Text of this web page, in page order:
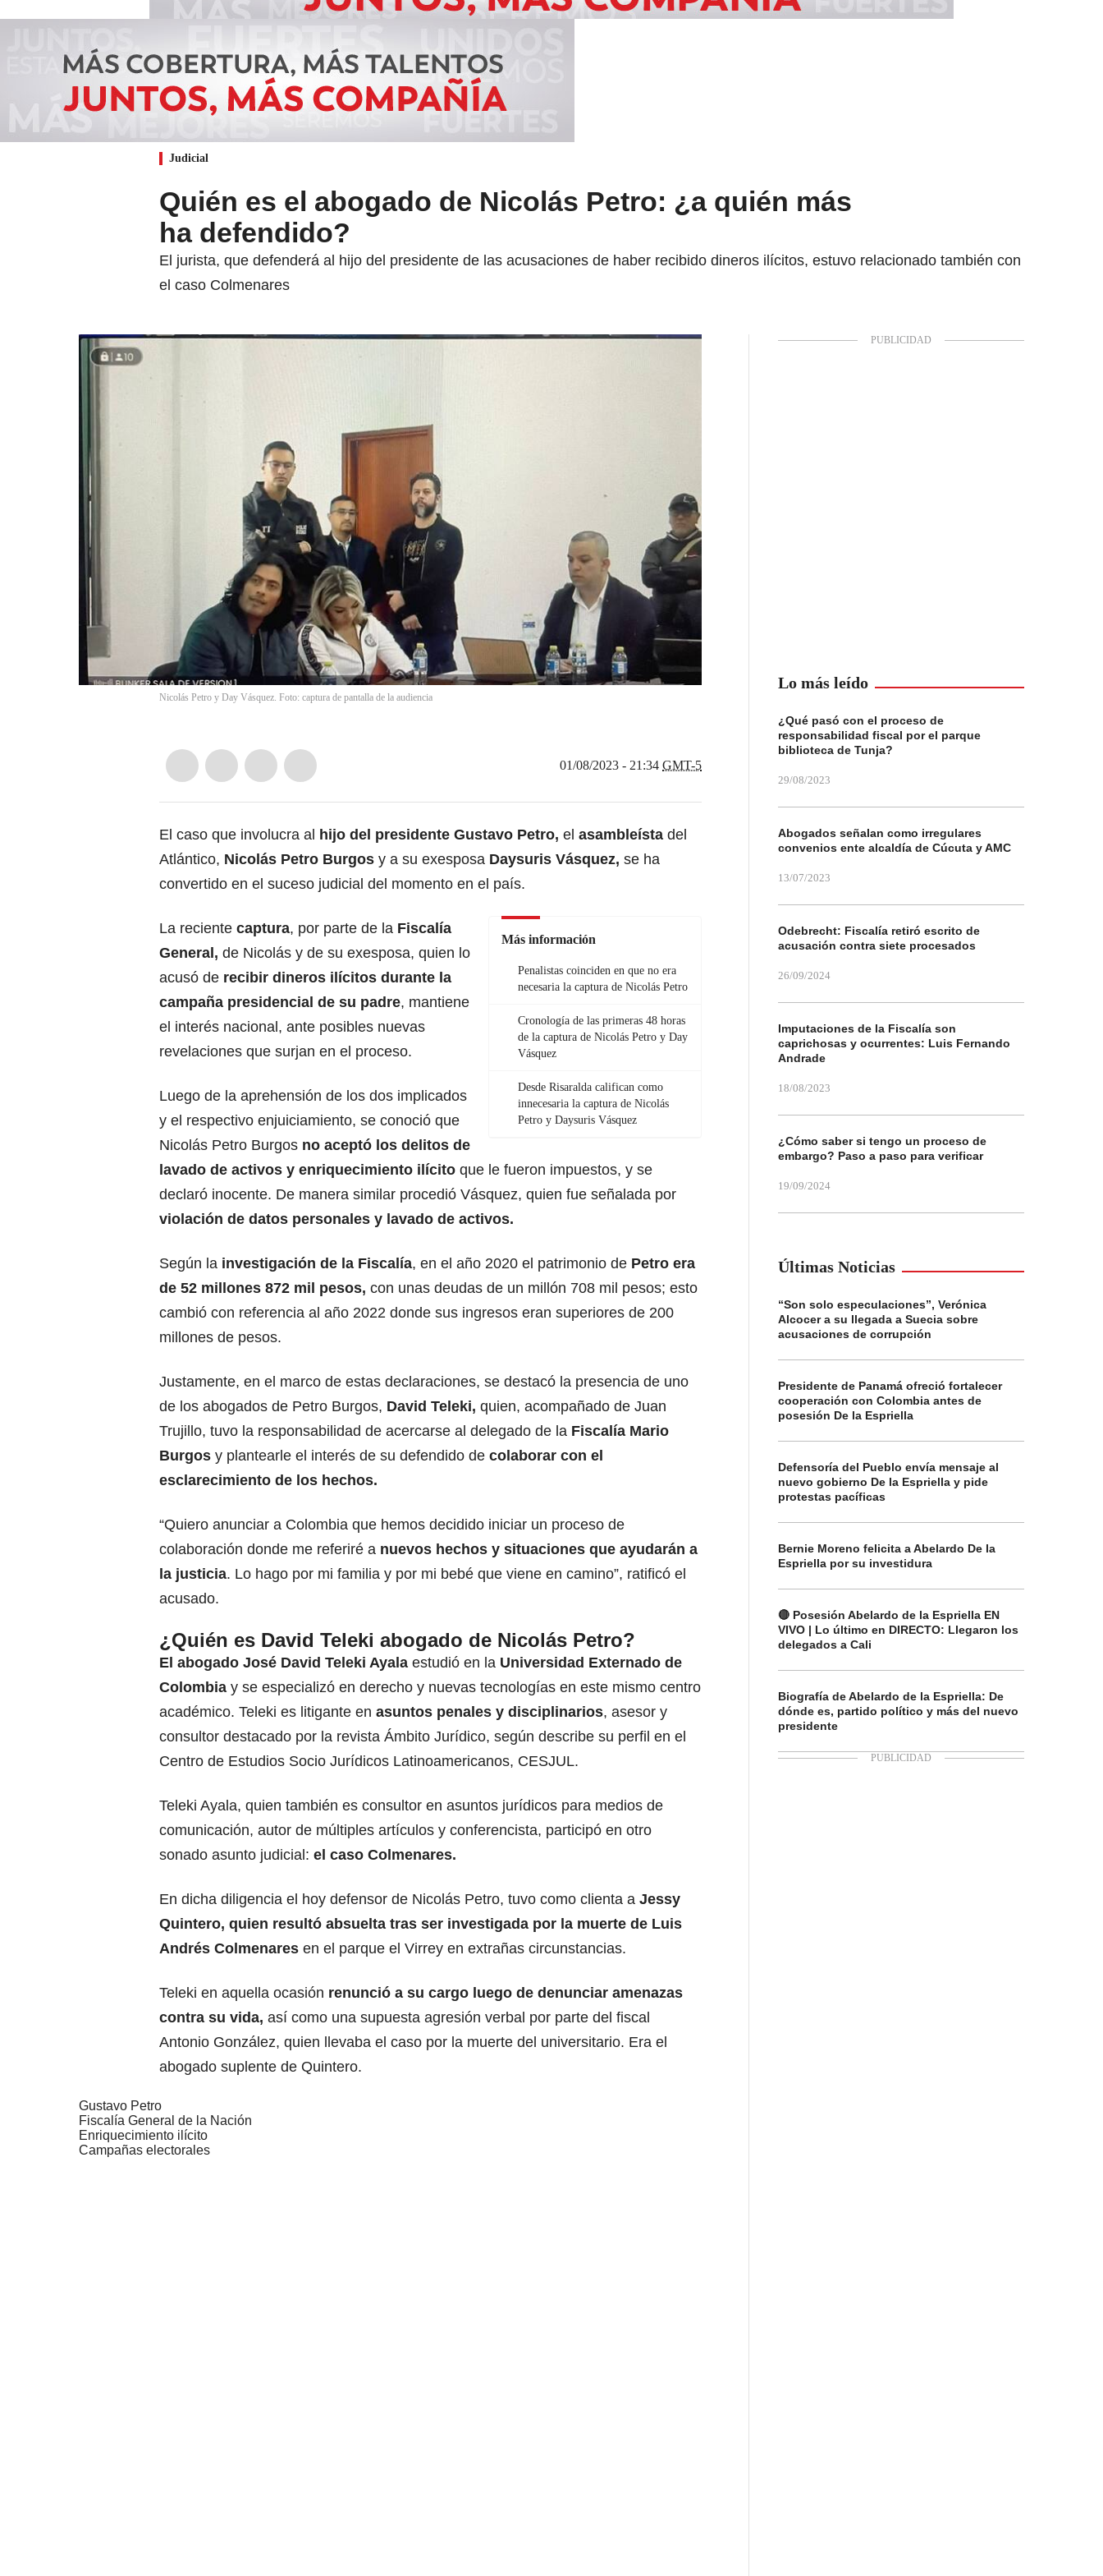
Judicial
Quién es el abogado de Nicolás Petro: ¿a quién más
ha defendido?
El jurista, que defenderá al hijo del presidente de las acusaciones de haber recibido dineros ilícitos, estuvo relacionado también con
el caso Colmenares
Nicolás Petro y Day Vásquez. Foto: captura de pantalla de la audiencia
01/08/2023 - 21:34 GMT-5
El caso que involucra al hijo del presidente Gustavo Petro, el asambleísta del
Atlántico, Nicolás Petro Burgos y a su exesposa Daysuris Vásquez, se ha
convertido en el suceso judicial del momento en el país.
Más información
Penalistas coinciden en que no era
necesaria la captura de Nicolás Petro
Cronología de las primeras 48 horas
de la captura de Nicolás Petro y Day
Vásquez
Desde Risaralda califican como
innecesaria la captura de Nicolás
Petro y Daysuris Vásquez
La reciente captura, por parte de la Fiscalía
General, de Nicolás y de su exesposa, quien lo
acusó de recibir dineros ilícitos durante la
campaña presidencial de su padre, mantiene
el interés nacional, ante posibles nuevas
revelaciones que surjan en el proceso.
Luego de la aprehensión de los dos implicados
y el respectivo enjuiciamiento, se conoció que
Nicolás Petro Burgos no aceptó los delitos de
lavado de activos y enriquecimiento ilícito que le fueron impuestos, y se
declaró inocente. De manera similar procedió Vásquez, quien fue señalada por
violación de datos personales y lavado de activos.
Según la investigación de la Fiscalía, en el año 2020 el patrimonio de Petro era
de 52 millones 872 mil pesos, con unas deudas de un millón 708 mil pesos; esto
cambió con referencia al año 2022 donde sus ingresos eran superiores de 200
millones de pesos.
Justamente, en el marco de estas declaraciones, se destacó la presencia de uno
de los abogados de Petro Burgos, David Teleki, quien, acompañado de Juan
Trujillo, tuvo la responsabilidad de acercarse al delegado de la Fiscalía Mario
Burgos y plantearle el interés de su defendido de colaborar con el
esclarecimiento de los hechos.
“Quiero anunciar a Colombia que hemos decidido iniciar un proceso de
colaboración donde me referiré a nuevos hechos y situaciones que ayudarán a
la justicia. Lo hago por mi familia y por mi bebé que viene en camino”, ratificó el
acusado.
¿Quién es David Teleki abogado de Nicolás Petro?
El abogado José David Teleki Ayala estudió en la Universidad Externado de
Colombia y se especializó en derecho y nuevas tecnologías en este mismo centro
académico. Teleki es litigante en asuntos penales y disciplinarios, asesor y
consultor destacado por la revista Ámbito Jurídico, según describe su perfil en el
Centro de Estudios Socio Jurídicos Latinoamericanos, CESJUL.
Teleki Ayala, quien también es consultor en asuntos jurídicos para medios de
comunicación, autor de múltiples artículos y conferencista, participó en otro
sonado asunto judicial: el caso Colmenares.
En dicha diligencia el hoy defensor de Nicolás Petro, tuvo como clienta a Jessy
Quintero, quien resultó absuelta tras ser investigada por la muerte de Luis
Andrés Colmenares en el parque el Virrey en extrañas circunstancias.
Teleki en aquella ocasión renunció a su cargo luego de denunciar amenazas
contra su vida, así como una supuesta agresión verbal por parte del fiscal
Antonio González, quien llevaba el caso por la muerte del universitario. Era el
abogado suplente de Quintero.
Gustavo Petro
Fiscalía General de la Nación
Enriquecimiento ilícito
Campañas electorales
Lo más leído
¿Qué pasó con el proceso de
responsabilidad fiscal por el parque
biblioteca de Tunja?
29/08/2023
Abogados señalan como irregulares
convenios ente alcaldía de Cúcuta y AMC
13/07/2023
Odebrecht: Fiscalía retiró escrito de
acusación contra siete procesados
26/09/2024
Imputaciones de la Fiscalía son
caprichosas y ocurrentes: Luis Fernando
Andrade
18/08/2023
¿Cómo saber si tengo un proceso de
embargo? Paso a paso para verificar
19/09/2024
Últimas Noticias
“Son solo especulaciones”, Verónica
Alcocer a su llegada a Suecia sobre
acusaciones de corrupción
Presidente de Panamá ofreció fortalecer
cooperación con Colombia antes de
posesión De la Espriella
Defensoría del Pueblo envía mensaje al
nuevo gobierno De la Espriella y pide
protestas pacíficas
Bernie Moreno felicita a Abelardo De la
Espriella por su investidura
🔴 Posesión Abelardo de la Espriella EN
VIVO | Lo último en DIRECTO: Llegaron los
delegados a Cali
Biografía de Abelardo de la Espriella: De
dónde es, partido político y más del nuevo
presidente